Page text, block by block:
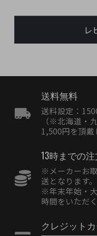
レ
送料無料
送料設定：
（※北海道・
1,500円を頂戴
13時までの
※メーカーお
送となります。
※年末年始・
時間をいただ
クレジット